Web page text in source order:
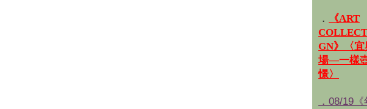
．
《ART
GN》〈
場—一樣
憬〉
．08/19